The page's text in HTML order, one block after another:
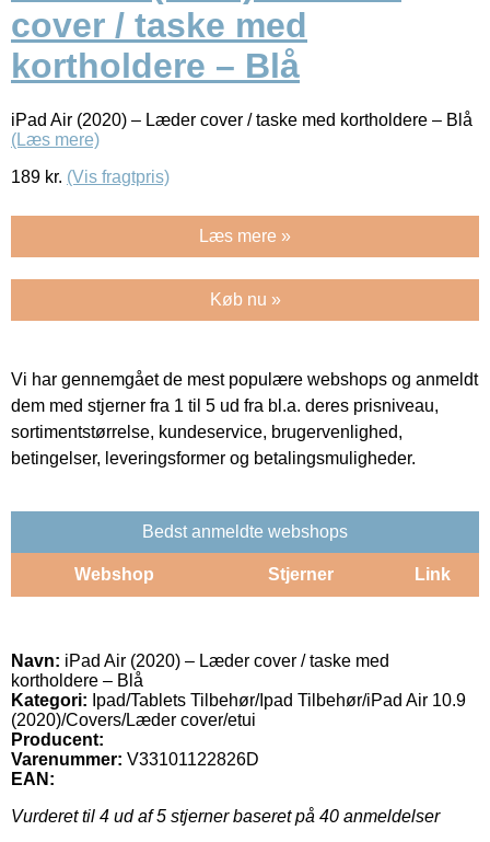
cover / taske med
kortholdere – Blå
iPad Air (2020) – Læder cover / taske med kortholdere – Blå
(Læs mere)
189 kr. (Vis fragtpris)
Læs mere »
Køb nu »
Vi har gennemgået de mest populære webshops og anmeldt
dem med stjerner fra 1 til 5 ud fra bl.a. deres prisniveau,
sortimentstørrelse, kundeservice, brugervenlighed,
betingelser, leveringsformer og betalingsmuligheder.
Bedst anmeldte webshops
Webshop Stjerner Link
Navn: iPad Air (2020) – Læder cover / taske med
kortholdere – Blå
Kategori: Ipad/Tablets Tilbehør/Ipad Tilbehør/iPad Air 10.9
(2020)/Covers/Læder cover/etui
Producent:
Varenummer: V33101122826D
EAN:
Vurderet til 4 ud af 5 stjerner baseret på 40 anmeldelser